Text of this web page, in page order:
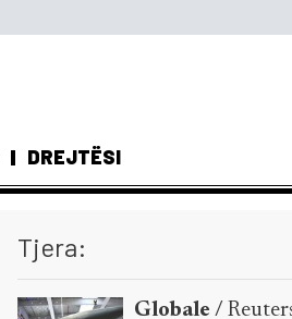
DREJTËSI
Tjera:
Globale /